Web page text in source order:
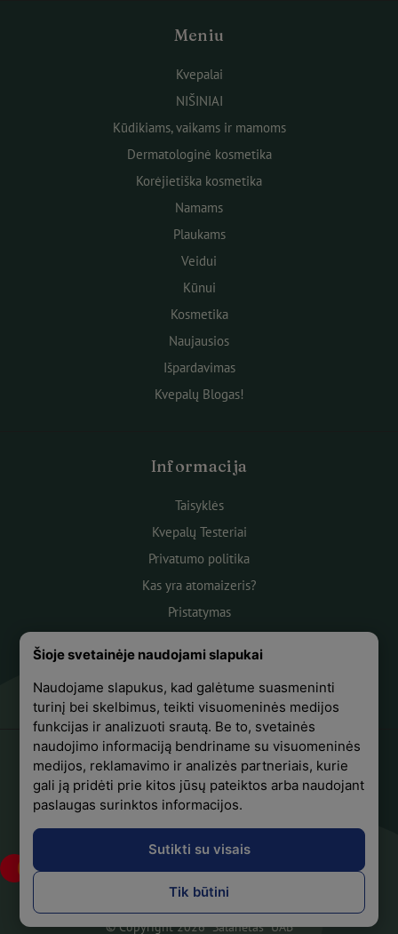
Šioje svetainėje naudojami slapukai
Naudojame slapukus, kad galėtume suasmeninti
turinį bei skelbimus, teikti visuomeninės medijos
funkcijas ir analizuoti srautą. Be to, svetainės
naudojimo informaciją bendriname su visuomeninės
medijos, reklamavimo ir analizės partneriais, kurie
gali ją pridėti prie kitos jūsų pateiktos arba naudojant
paslaugas surinktos informacijos.
Sutikti su visais
Tik būtini
Meniu
Kvepalai
NIŠINIAI
Kūdikiams, vaikams ir mamoms
Dermatologinė kosmetika
Korėjietiška kosmetika
Namams
Plaukams
Veidui
Kūnui
Kosmetika
Naujausios
Išpardavimas
Kvepalų Blogas!
Informacija
Taisyklės
Kvepalų Testeriai
Privatumo politika
Kas yra atomaizeris?
Pristatymas
Apie mus
Atsiliepimai
+370 618 44441
© Copyright 2026 "Salanetas" UAB